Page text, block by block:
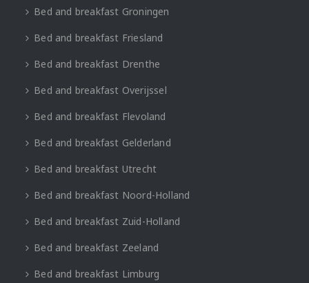
Bed and breakfast Groningen
Bed and breakfast Friesland
Bed and breakfast Drenthe
Bed and breakfast Overijssel
Bed and breakfast Flevoland
Bed and breakfast Gelderland
Bed and breakfast Utrecht
Bed and breakfast Noord-Holland
Bed and breakfast Zuid-Holland
Bed and breakfast Zeeland
Bed and breakfast Limburg